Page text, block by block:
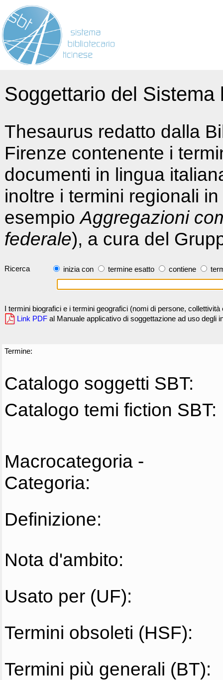
Soggettario del
Thesaurus redatto dalla
Firenze contenente i
documenti in lingua
inoltre i termini regionali
esempioAggregazioni
federale), a cura del
Ricerca inizia con termine esatto contiene
I termini biografici e i termini geografici (nomi di persone,
Link PDF al Manuale applicativo di soggettazione ad uso degli
Termine:
Catalogo soggetti SBT:
Catalogo temi fiction SBT:
Macrocategoria -
Categoria:
Definizione:
Nota d'ambito:
Usato per (UF):
Termini obsoleti (HSF):
Termini più generali (BT):